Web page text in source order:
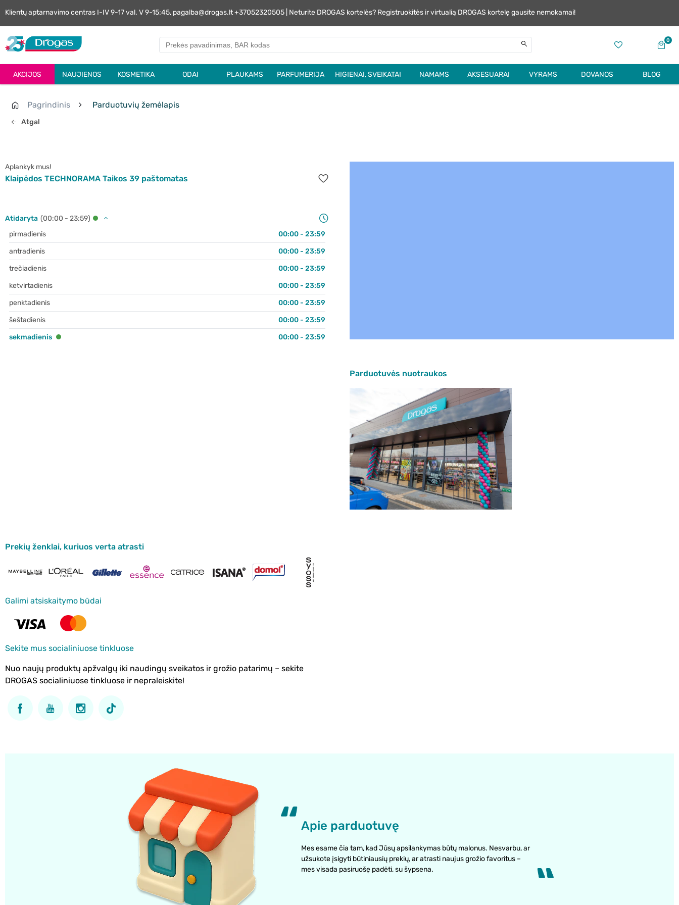
Klientų aptarnavimo centras I-IV 9-17 val. V 9-15:45, pagalba@drogas.lt +37052320505 | Neturite DROGAS kortelės? Registruokitės ir virtualią DROGAS kortelę gausite nemokamai!
0
AKCIJOS NAUJIENOS KOSMETIKA ODAI PLAUKAMS PARFUMERIJA HIGIENAI, SVEIKATAI NAMAMS AKSESUARAI VYRAMS DOVANOS BLOG
Atgal
Pagrindinis Parduotuvių žemėlapis
Aplankyk mus!
Klaipėdos TECHNORAMA Taikos 39 paštomatas
Atidaryta (00:00 - 23:59)
pirmadienis
00:00 - 23:59
antradienis
00:00 - 23:59
trečiadienis
00:00 - 23:59
ketvirtadienis
00:00 - 23:59
penktadienis
00:00 - 23:59
šeštadienis
00:00 - 23:59
sekmadienis
00:00 - 23:59
Parduotuvės nuotraukos
Prekių ženklai, kuriuos verta atrasti
Galimi atsiskaitymo būdai
Sekite mus socialiniuose tinkluose
Nuo naujų produktų apžvalgų iki naudingų sveikatos ir grožio patarimų – sekite
DROGAS socialiniuose tinkluose ir nepraleiskite!
Apie parduotuvę
Mes esame čia tam, kad Jūsų apsilankymas būtų malonus. Nesvarbu, ar
užsukote įsigyti būtiniausių prekių, ar atrasti naujus grožio favoritus –
mes visada pasiruošę padėti, su šypsena.